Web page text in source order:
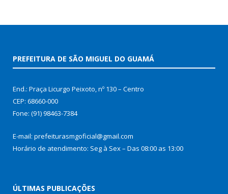
PREFEITURA DE SÃO MIGUEL DO GUAMÁ
End.: Praça Licurgo Peixoto, nº 130 – Centro
CEP: 68660-000
Fone: (91) 98463-7384
E-mail: prefeiturasmgoficial@gmail.com
Horário de atendimento: Seg à Sex – Das 08:00 as 13:00
ÚLTIMAS PUBLICAÇÕES